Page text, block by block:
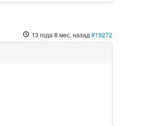
13 года 8 мес. назад #19272